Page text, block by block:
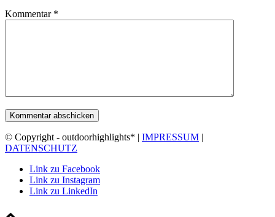
Kommentar *
© Copyright - outdoorhighlights* | IMPRESSUM |
DATENSCHUTZ
Link zu Facebook
Link zu Instagram
Link zu LinkedIn